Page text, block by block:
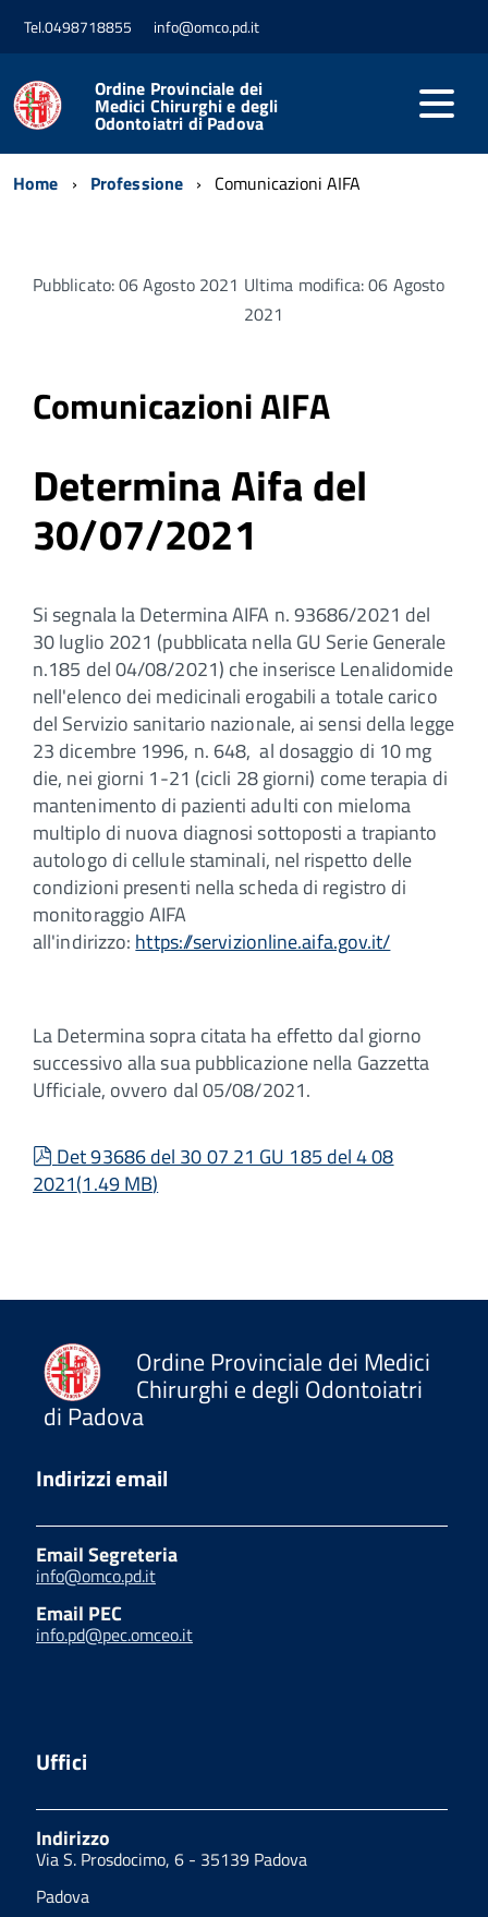
Tel.0498718855 info@omco.pd.it
Ordine Provinciale dei
Medici Chirurghi e degli
Odontoiatri di Padova
Home Professione Comunicazioni AIFA
Pubblicato: 06 Agosto 2021 Ultima modifica: 06 Agosto
2021
Comunicazioni AIFA
Determina Aifa del
30/07/2021
Si segnala la Determina AIFA n. 93686/2021 del
30 luglio 2021 (pubblicata nella GU Serie Generale
n.185 del 04/08/2021) che inserisce Lenalidomide
nell'elenco dei medicinali erogabili a totale carico
del Servizio sanitario nazionale, ai sensi della legge
23 dicembre 1996, n. 648, al dosaggio di 10 mg
die, nei giorni 1-21 (cicli 28 giorni) come terapia di
mantenimento di pazienti adulti con mieloma
multiplo di nuova diagnosi sottoposti a trapianto
autologo di cellule staminali, nel rispetto delle
condizioni presenti nella scheda di registro di
monitoraggio AIFA
all'indirizzo: https://servizionline.aifa.gov.it/
La Determina sopra citata ha effetto dal giorno
successivo alla sua pubblicazione nella Gazzetta
Ufficiale, ovvero dal 05/08/2021.
pdf
Det 93686 del 30 07 21 GU 185 del 4 08
2021(1.49 MB)
Ordine Provinciale dei Medici
Chirurghi e degli Odontoiatri
di Padova
Indirizzi email
Email Segreteria
info@omco.pd.it
Email PEC
info.pd@pec.omceo.it
Uffici
Indirizzo
Via S. Prosdocimo, 6 - 35139 Padova
Padova